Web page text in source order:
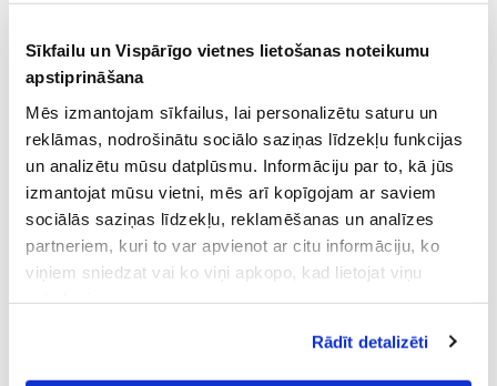
Sīkfailu un Vispārīgo vietnes lietošanas noteikumu
apstiprināšana
Mēs izmantojam sīkfailus, lai personalizētu saturu un
reklāmas, nodrošinātu sociālo saziņas līdzekļu funkcijas
un analizētu mūsu datplūsmu. Informāciju par to, kā jūs
izmantojat mūsu vietni, mēs arī kopīgojam ar saviem
sociālās saziņas līdzekļu, reklamēšanas un analīzes
partneriem, kuri to var apvienot ar citu informāciju, ko
viņiem sniedzat vai ko viņi apkopo, kad lietojat viņu
Vispārīgiem vietnes lietošanas
noteikumiem(saīsināti - VVLN).
Rādīt detalizēti